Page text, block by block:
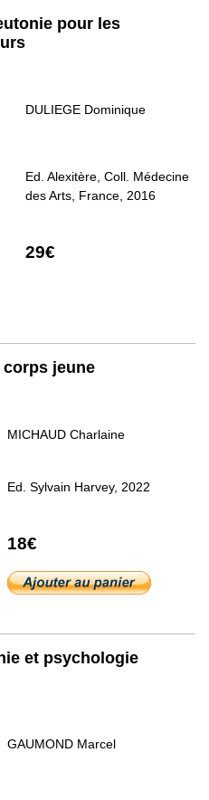
pour les
DULIEGE Dominique
Ed. Alexitère, Coll. Médecine
des Arts, France, 2016
29€
jeune
MICHAUD Charlaine
Ed. Sylvain Harvey, 2022
18€
et psychologie
GAUMOND Marcel